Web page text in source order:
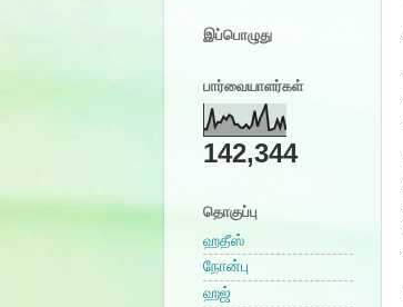
இப்பொழுது
பார்வையாளர்கள்
142,344
தொகுப்பு
ஹதீஸ்
நோன்பு
ஹஜ்